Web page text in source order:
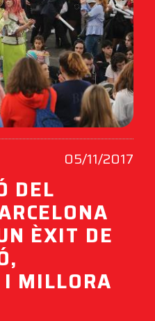
05/11/2017
DEL
ÈXIT DE
MILLORA